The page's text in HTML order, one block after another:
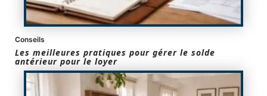
Conseils
Les meilleures pratiques pour gérer le solde
antérieur pour le loyer